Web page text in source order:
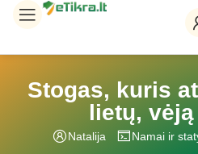
Stogas, kuris
lietų,
Natalija Namai ir